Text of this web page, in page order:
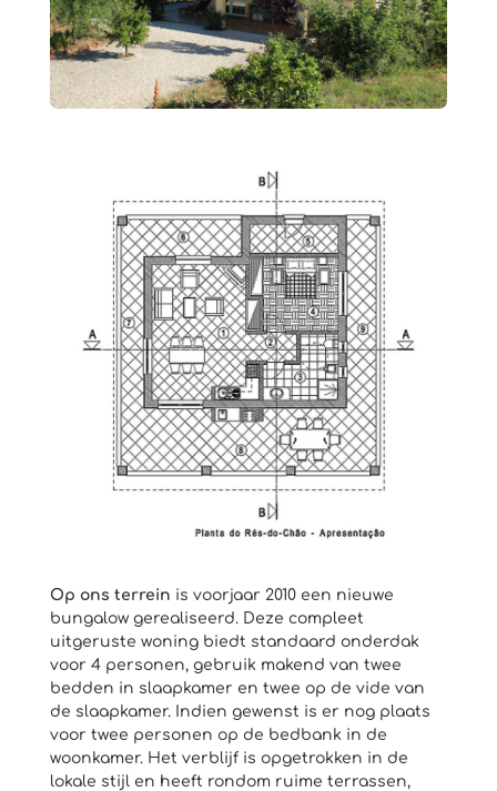
Op ons terrein is voorjaar 2010 een nieuwe
bungalow gerealiseerd. Deze compleet
uitgeruste woning biedt standaard onderdak
voor 4 personen, gebruik makend van twee
bedden in slaapkamer en twee op de vide van
de slaapkamer. Indien gewenst is er nog plaats
voor twee personen op de bedbank in de
woonkamer. Het verblijf is opgetrokken in de
lokale stijl en heeft rondom ruime terrassen,